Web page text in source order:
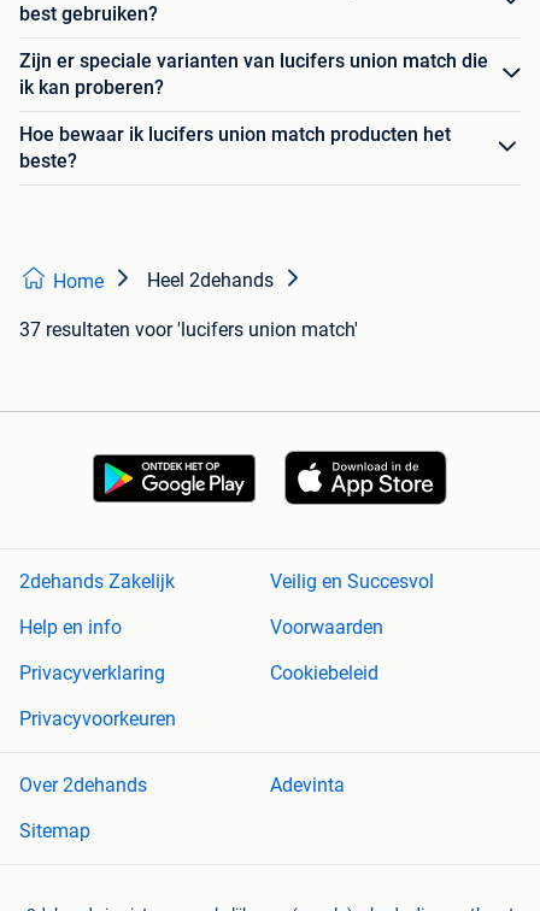
best gebruiken?
Zijn er speciale varianten van lucifers union match die
ik kan proberen?
Hoe bewaar ik lucifers union match producten het
beste?
Home Heel 2dehands
37 resultaten voor 'lucifers union match'
2dehands Zakelijk
Veilig en Succesvol
Help en info
Voorwaarden
Privacyverklaring
Cookiebeleid
Privacyvoorkeuren
Over 2dehands
Adevinta
Sitemap